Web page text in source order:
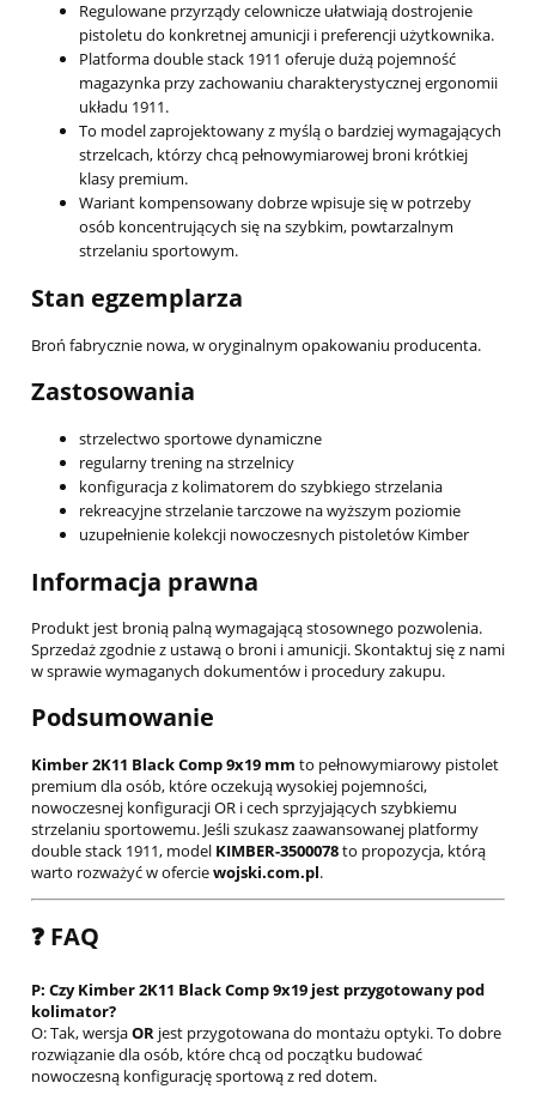
Regulowane przyrządy celownicze ułatwiają dostrojenie
pistoletu do konkretnej amunicji i preferencji użytkownika.
Platforma double stack 1911 oferuje dużą pojemność
magazynka przy zachowaniu charakterystycznej ergonomii
układu 1911.
To model zaprojektowany z myślą o bardziej wymagających
strzelcach, którzy chcą pełnowymiarowej broni krótkiej
klasy premium.
Wariant kompensowany dobrze wpisuje się w potrzeby
osób koncentrujących się na szybkim, powtarzalnym
strzelaniu sportowym.
Stan egzemplarza
Broń fabrycznie nowa, w oryginalnym opakowaniu producenta.
Zastosowania
strzelectwo sportowe dynamiczne
regularny trening na strzelnicy
konfiguracja z kolimatorem do szybkiego strzelania
rekreacyjne strzelanie tarczowe na wyższym poziomie
uzupełnienie kolekcji nowoczesnych pistoletów Kimber
Informacja prawna
Produkt jest bronią palną wymagającą stosownego pozwolenia.
Sprzedaż zgodnie z ustawą o broni i amunicji. Skontaktuj się z nami
w sprawie wymaganych dokumentów i procedury zakupu.
Podsumowanie
Kimber 2K11 Black Comp 9x19 mm to pełnowymiarowy pistolet
premium dla osób, które oczekują wysokiej pojemności,
nowoczesnej konfiguracji OR i cech sprzyjających szybkiemu
strzelaniu sportowemu. Jeśli szukasz zaawansowanej platformy
double stack 1911, model KIMBER-3500078to propozycja, którą
warto rozważyć w oferciewojski.com.pl.
❓ FAQ
P: Czy Kimber 2K11 Black Comp 9x19 jest przygotowany pod
kolimator?
O: Tak, wersjaOR jest przygotowana do montażu optyki. To dobre
rozwiązanie dla osób, które chcą od początku budować
nowoczesną konfigurację sportową z red dotem.